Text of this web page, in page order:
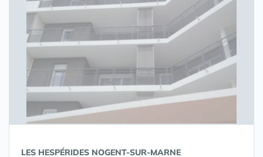
LES HESPÉRIDES NOGENT-SUR-MARNE